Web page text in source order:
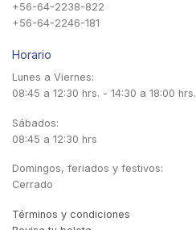
+56-64-2238-822
+56-64-2246-181
Horario
Lunes a Viernes:
08:45 a 12:30 hrs. - 14:30 a 18:00 hrs.
Sábados:
08:45 a 12:30 hrs
Domingos, feriados y festivos:
Cerrado
Términos y condiciones